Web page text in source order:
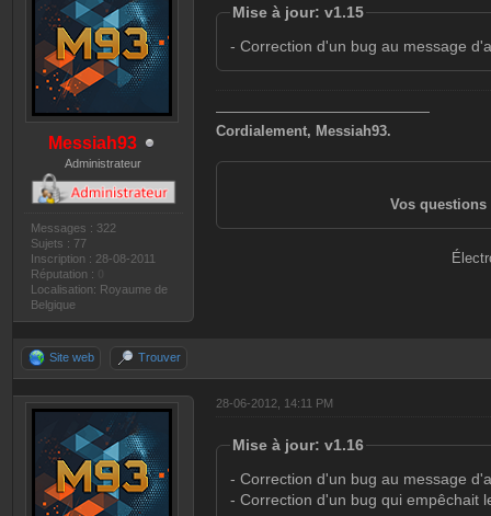
Messiah93
Administrateur
Messages : 322
Sujets : 77
Inscription : 28-08-2011
Réputation :
Localisation: Royaume de
Belgique
Mise à jour: v1.15
- Correction d'un bug au message
———————————————
Cordialement, Messiah93.
Vos questions
Site web Trouver
28-06-2012, 14:11 PM
Mise à jour: v1.16
- Correction d'un bug au message
- Correction d'un bug qui empêchait